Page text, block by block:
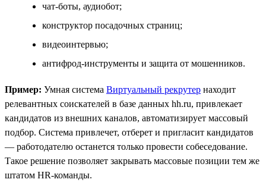
чат-боты, аудиобот;
конструктор посадочных страниц;
видеоинтервью;
антифрод-инструменты и защита от мошенников.
Пример: Умная система Виртуальный рекрутер находит
релевантных соискателей в базе данных hh.ru, привлекает
кандидатов из внешних каналов, автоматизирует массовый
подбор. Система привлечет, отберет и пригласит кандидатов
— работодателю останется только провести собеседование.
Такое решение позволяет закрывать массовые позиции тем же
штатом HR-команды.